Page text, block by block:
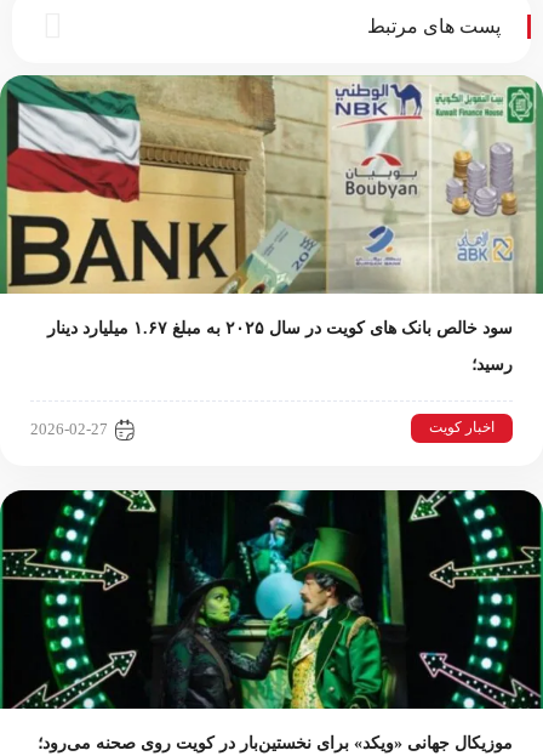
پست های مرتبط
سود خالص بانک های کویت در سال ۲۰۲۵ به مبلغ ۱.۶۷ میلیارد دینار
رسید؛
اخبار کویت 2026-02-27
موزیکال جهانی «ویکد» برای نخستین‌بار در کویت روی صحنه می‌رود؛